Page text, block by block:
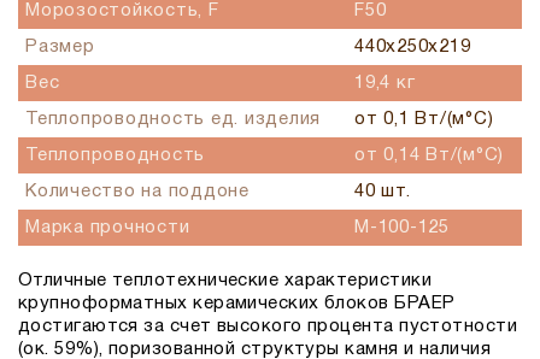
Морозостойкость, F F50
Размер 440х250х219
Вес 19,4 кг
Теплопроводность ед. изделия от 0,1 Вт/(м°С)
Теплопроводность от 0,14 Вт/(м°С)
Количество на поддоне 40 шт.
Марка прочности M-100-125
Отличные теплотехнические характеристики
крупноформатных керамических блоков БРАЕР
достигаются за счет высокого процента пустотности
(ок. 59%), поризованной структуры камня и наличия